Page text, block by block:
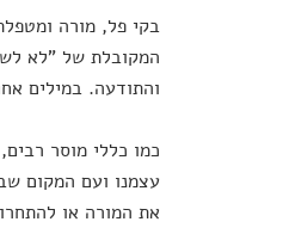
בקי פל, מורה
המקובלת של "לא
והתודעה. במילים
כמו כללי מוסר
עצמנו ועם המקום
את המורה או